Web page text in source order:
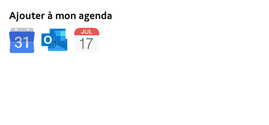
Ajouter à mon agenda